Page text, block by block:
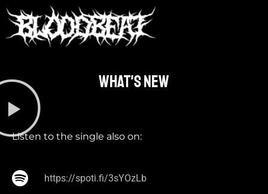
What's new​
Listen to the single also on:
https://spoti.fi/3sYOzLb